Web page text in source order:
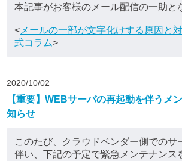
本記事がお客様のメール配信の一助と
< メールの一部が文字化けする原因と
式コラム>
2020/10/02
【重要】WEBサーバの再起動を伴うメ
知らせ
このたび、クラウドベンダー側でのサ
伴い、下記の予定で緊急メンテナンス